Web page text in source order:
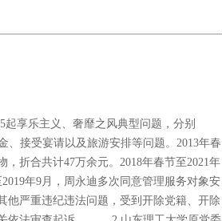
享乐主义、奢靡之风典型问题，分别
接受宴请以及旅游安排等问题。2013年春
折合共计47万余元。2018年春节至2021年
年9月，周永迪多次同意管理服务对象安
他严重违纪违法问题，受到开除党籍、开除